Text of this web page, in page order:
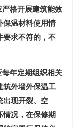
严格开展建筑能效
保温材料使用情
要求不符的，不
每年定期组织相关
筑外墙外保温工
出现开裂、空
情况，在保修期